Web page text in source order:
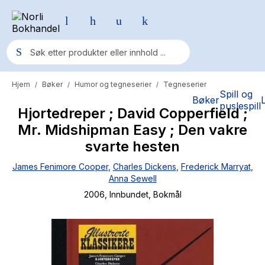
BøkerSpill og
puslespill
Populære søk
Pokemon
One piece
Hypopressiv trening
Hjem / Bøker / Humor og tegneserier / Tegneserier
Hjortedreper ; David Copperfield ;
Mr. Midshipman Easy ; Den vakre
svarte hesten
James Fenimore Cooper, Charles Dickens Frederick Marryat,
Anna Sewell
2006 , Innbundet, Bokmål